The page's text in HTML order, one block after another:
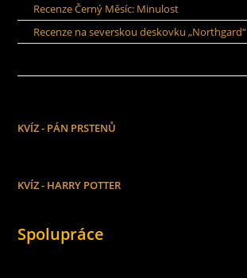
Recenze Černý Měsíc: Minulost
Recenze na severskou deskovku „Northgard“
KVÍZ - PÁN PRSTENŮ
KVÍZ - HARRY POTTER
Spolupráce